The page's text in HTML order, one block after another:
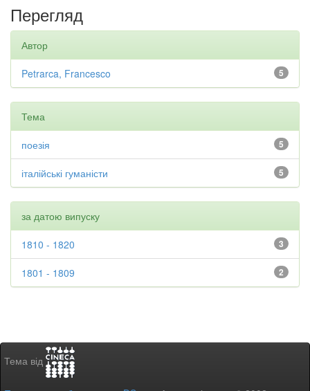
Перегляд
Автор
5
Petrarca, Francesco
Тема
5
поезія
5
італійські гуманісти
за датою випуску
3
1810 - 1820
2
1801 - 1809
Тема від